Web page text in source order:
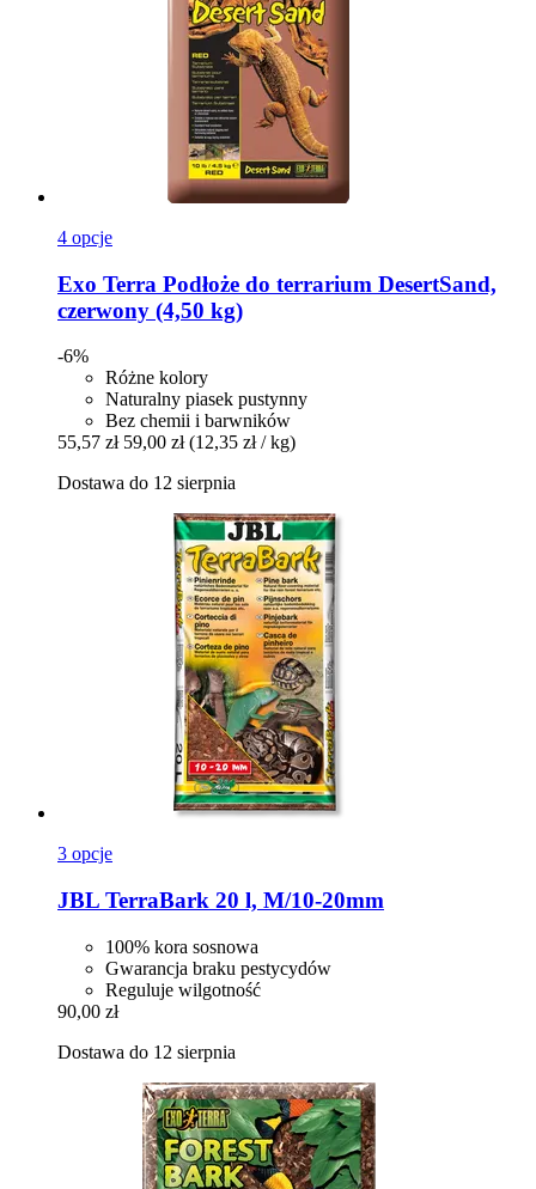
4 opcje
Exo Terra Podłoże do terrarium DesertSand,
czerwony (4,50 kg)
-6%
Różne kolory
Naturalny piasek pustynny
Bez chemii i barwników
55,57 zł 59,00 zł (12,35 zł / kg)
Dostawa do 12 sierpnia
3 opcje
JBL TerraBark 20 l, M/10-​20mm
100% kora sosnowa
Gwarancja braku pestycydów
Reguluje wilgotność
90,00 zł
Dostawa do 12 sierpnia